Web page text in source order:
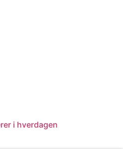
i hverdagen